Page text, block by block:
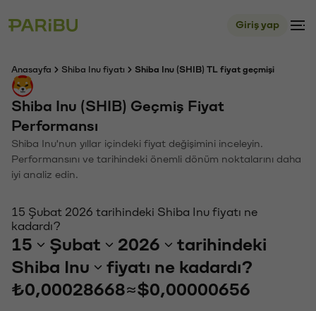
Giriş yap
Anasayfa Shiba Inu fiyatı Shiba Inu (SHIB) TL fiyat geçmişi
Shiba Inu (SHIB) Geçmiş Fiyat
Performansı
Shiba Inu'nun yıllar içindeki fiyat değişimini inceleyin.
Performansını ve tarihindeki önemli dönüm noktalarını daha
iyi analiz edin.
15 Şubat 2026 tarihindeki Shiba Inu fiyatı ne
kadardı?
15 Şubat 2026
tarihindeki
Shiba Inu
fiyatı ne kadardı?
₺0,00028668≈$0,00000656